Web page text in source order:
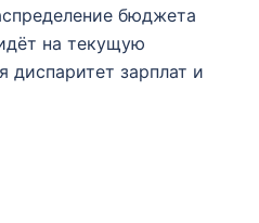
бюджета
на текущую
диспаритет зарплат и